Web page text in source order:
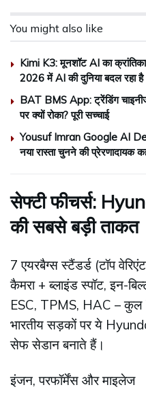
You might also like
Kimi K3: मूनशॉट AI का
2026 में AI की दुनिया बदल रहा है
BAT BMS App: ट्रेंडिंग
पर क्यों रोका? पूरी सच्चाई
Yousuf Imran Google AI
नया रास्ता चुनने की प्रेरणादायक
सेफ्टी फीचर्स:
की सबसे बड़ी ताकत
7 एयरबैग्स स्टैंडर्ड (टॉप
कैमरा + ब्लाइंड स्पॉट, इन-
ESC, TPMS, HAC – कुल
भारतीय सड़कों पर ये
सेफ सेडान बनाते हैं।
इंजन, परफॉर्मेंस और माइलेज